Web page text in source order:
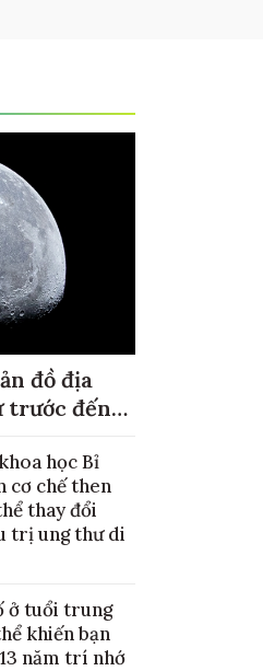
đồ địa
trước đến
học Bỉ
cơ chế then
thay đổi
trị ung thư di
ở tuổi trung
khiến bạn
năm trí nhớ